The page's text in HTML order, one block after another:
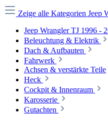
Zeige alle Kategorien Jeep
Jeep Wrangler TJ 1996 -
Beleuchtung & Elektrik
Dach & Aufbauten
Fahrwerk
Achsen & verstärkte Teile
Heck
Cockpit & Innenraum
Karosserie
Gutachten